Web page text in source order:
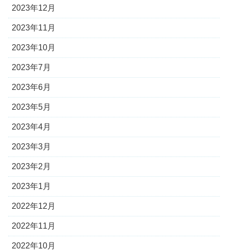
2023年12月
2023年11月
2023年10月
2023年7月
2023年6月
2023年5月
2023年4月
2023年3月
2023年2月
2023年1月
2022年12月
2022年11月
2022年10月